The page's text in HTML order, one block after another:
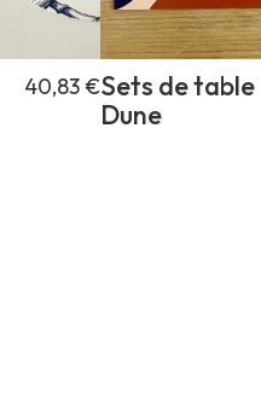
40,83 €Sets de table
Dune